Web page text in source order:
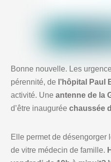
Bonne nouvelle. Les
pérennité, de l’hôpital Paul
activité. Uneantenne de la
d’être inauguréechaussée
Elle permet de désengorger
de vitre médecin de famille.